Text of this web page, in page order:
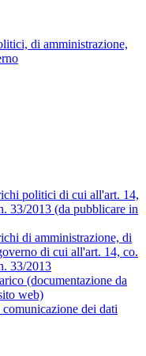
di amministrazione,
politici di cui all'art. 14,
33/2013 (da pubblicare in
di amministrazione, di
di cui all'art. 14, co.
33/2013
(documentazione da
web)
dei dati